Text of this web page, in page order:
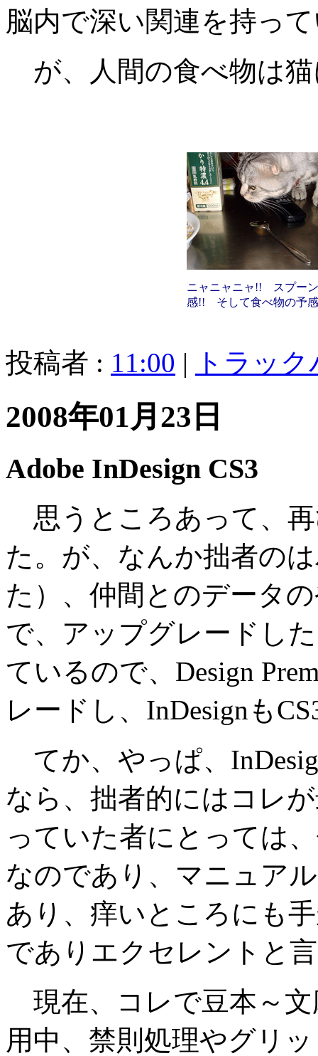
脳内で深い関連を持っ
が、人間の食べ物は
ニャニャニャ!! スプー
感!! そして食べ物の予
投稿者 : 11:00 | トラッ
2008年01月23日
Adobe InDesign CS3
思うところあって、
た。が、なんか拙者の
た）、仲間とのデータ
で、アップグレードした
ているので、Design
レードし、InDesignも
てか、やっぱ、
なら、拙者的にはコレ
っていた者にとっては
なのであり、マニュア
あり、痒いところにも
でありエクセレントと
現在、コレで豆本～
用中、禁則処理やグリ